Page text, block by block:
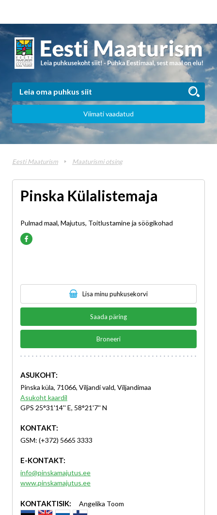
Viimati vaadatud
Eesti Maaturism Maaturismi otsing
Pinska Külalistemaja
Pulmad maal, Majutus, Toitlustamine ja söögikohad
Lisa minu puhkusekorvi
Saada päring
Broneeri
ASUKOHT:
Pinska küla, 71066, Viljandi vald, Viljandimaa
Asukoht kaardil
GPS 25°31'14'' E, 58°21'7'' N
KONTAKT:
GSM: (+372) 5665 3333
E-KONTAKT:
info@pinskamajutus.ee
www.pinskamajutus.ee
KONTAKTISIK: Angelika Toom